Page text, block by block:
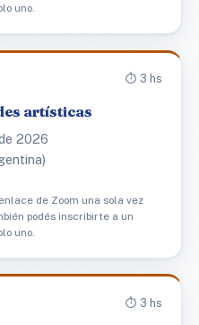
uno.
⏱️ 3 hs
artísticas
2026
de Zoom una sola vez
podés inscribirte a un
uno.
⏱️ 3 hs